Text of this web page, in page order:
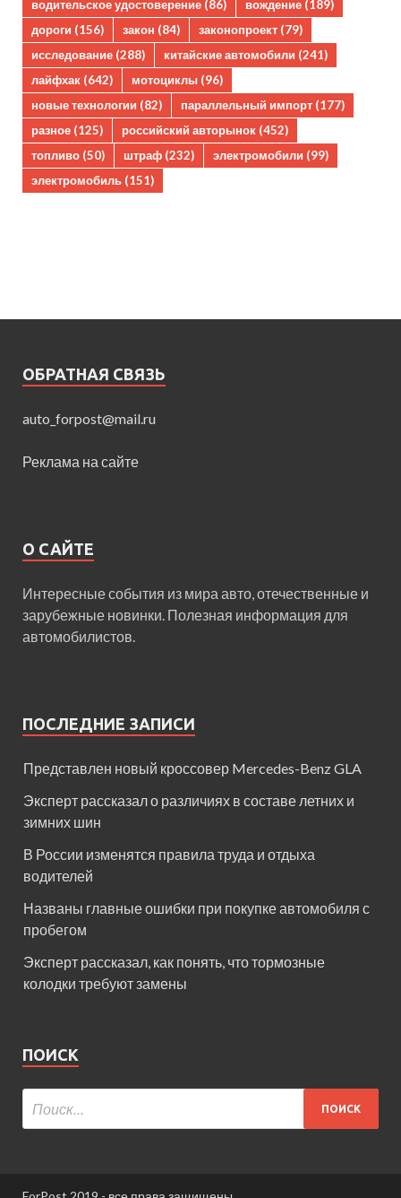
водительское удостоверение (86) вождение (189)
дороги (156) закон (84) законопроект (79)
исследование (288) китайские автомобили (241)
лайфхак (642) мотоциклы (96)
новые технологии (82) параллельный импорт (177)
разное (125) российский авторынок (452)
топливо (50) штраф (232) электромобили (99)
электромобиль (151)
ОБРАТНАЯ СВЯЗЬ
auto_forpost@mail.ru
Реклама на сайте
О САЙТЕ
Интересные события из мира авто, отечественные и
зарубежные новинки. Полезная информация для
автомобилистов.
ПОСЛЕДНИЕ ЗАПИСИ
Представлен новый кроссовер Mercedes-Benz GLA
Эксперт рассказал о различиях в составе летних и
зимних шин
В России изменятся правила труда и отдыха
водителей
Названы главные ошибки при покупке автомобиля с
пробегом
Эксперт рассказал, как понять, что тормозные
колодки требуют замены
ПОИСК